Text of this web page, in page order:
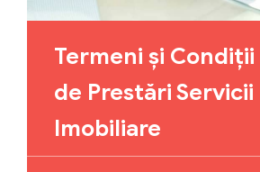
Termeni și
de Prestări Servicii
Imobiliare